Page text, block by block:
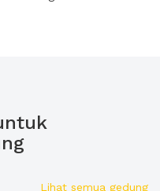
Lihat semua gedung